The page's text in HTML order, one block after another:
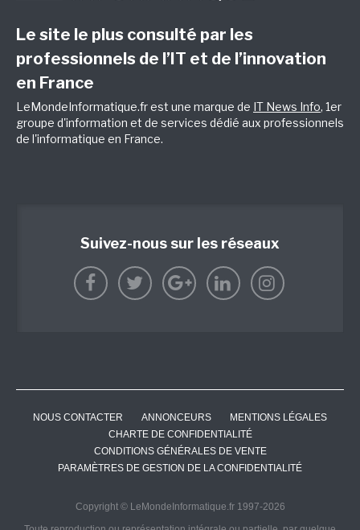
Le site le plus consulté par les
professionnels de l’IT et de l’innovation
en France
LeMondeInformatique.fr est une marque de IT News Info, 1er
groupe d'information et de services dédié aux professionnels
de l'informatique en France.
Suivez-nous sur les réseaux
NOUS CONTACTER ANNONCEURS
MENTIONS LÉGALES
CHARTE DE CONFIDENTIALITÉ
CONDITIONS GÉNÉRALES DE VENTE
PARAMÈTRES DE GESTION DE LA CONFIDENTIALITÉ
Copyright © LeMondeInformatique.fr 1997-2026